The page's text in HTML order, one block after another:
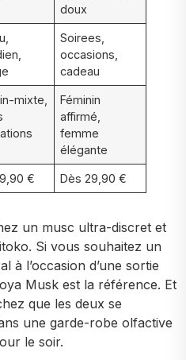
doux
Soirees,
occasions,
cadeau
mixte,
Féminin
affirmé,
femme
élégante
€ Dès 29,90 €
un musc ultra-discret et
Si vous souhaitez un
à l’occasion d’une sortie
Musk est la référence. Et
que les deux se
une garde-robe olfactive
le soir.